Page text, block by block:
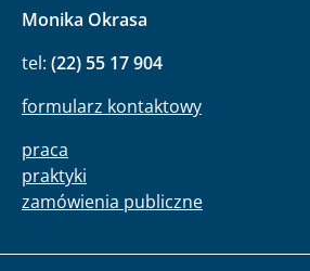
Monika Okrasa
tel: (22) 55 17 904
formularz kontaktowy
praca
praktyki
zamówienia publiczne